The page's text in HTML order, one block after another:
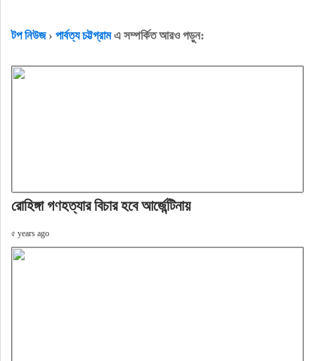
টপ নিউজ› পার্বত্য চট্টগ্রামএ সম্পর্কিত আরও পড়ুন:
রোহিঙ্গা গণহত্যার বিচার হবে আর্জেন্টিনায়
৫ years ago